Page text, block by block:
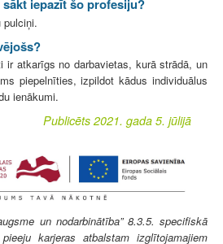
iepazīt šo profesiju?
pulciņi.
ir atkarīgs no darbavietas, kurā strādā, un
piepelnīties, izpildot kādus individuālus
ienākumi.
Publicēts 2021. gada 5. jūlijā
un nodarbinātība” 8.3.5. specifiskā
karjeras atbalstam izglītojamajiem